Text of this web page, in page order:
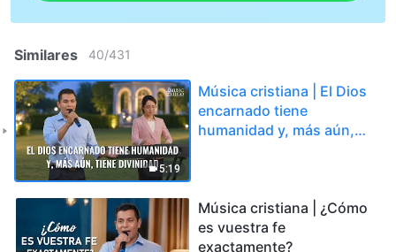
Similares 40/431
5:19
Música cristiana | El Dios
encarnado tiene
humanidad y, más aún,
Música cristiana | ¿Cómo
es vuestra fe
exactamente?